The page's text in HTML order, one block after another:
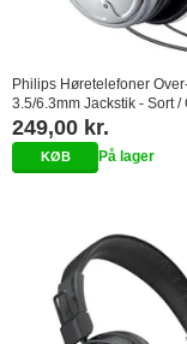
Philips Høretelefoner
3.5/6.3mm Jackstik - Sort /
249,00 kr.
På lager